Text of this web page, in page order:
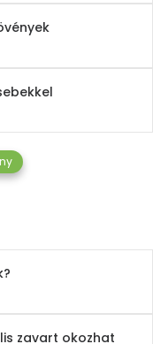
zavart okozhat